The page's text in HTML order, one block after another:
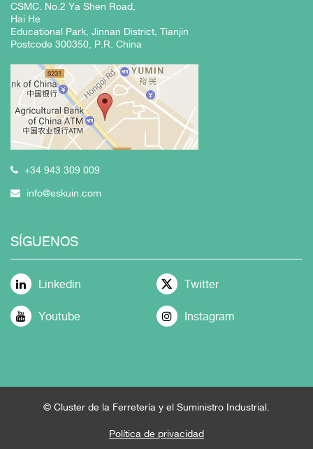
CSMC. No.2 Ya Shen Road,
Hai He
Educational Park, Jinnan District, Tianjin
Postcode 300350, P.R. China
+34 943 309 009
info@eskuin.com
SÍGUENOS
Linkedin Twitter
Youtube Instagram
© Cluster de la Ferretería y el Suministro Industrial.
Política de privacidad